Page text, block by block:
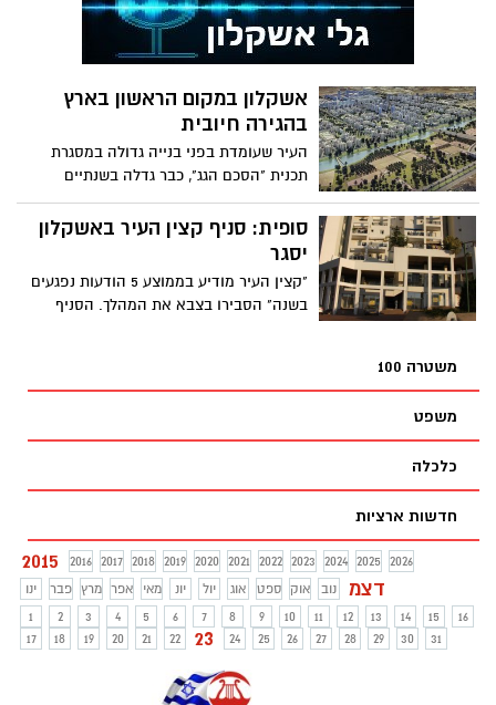
אשקלון במקום הראשון בארץ
בהגירה חיובית
העיר שעומדת בפני בנייה גדולה במסגרת
תכנית "הסכם הגג", כבר גדלה בשנתיים
האחרונות בעוד 5,000 תושבים חדשים
סופית: סניף קצין העיר באשקלון
יסגר
"קצין העיר מודיע בממוצע 5 הודעות נפגעים
בשנה" הסבירו בצבא את המהלך. הסניף
משטרה 100
משפט
כלכלה
חדשות ארציות
2015 2016 2017 2018 2019 2020 2021 2022 2023 2024 2025
2026
ינו
פבר מרץ אפר מאי יונ יול אוג ספט אוק נוב דצמ
1 2 3 4 5 6 7 8 9 10 11 12 13 14 15
16
17
18 19 20 21 22 23 24 25 26 27 28 29 30 31